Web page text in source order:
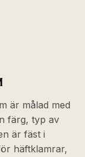
är målad med
färg, typ av
är fäst i
häftklamrar,